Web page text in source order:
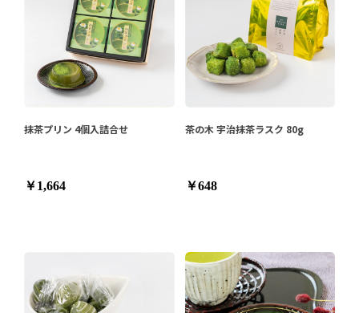
抹茶プリン 4個入詰合せ
￥1,664
茶の木 宇治抹茶ラスク 80g
￥648